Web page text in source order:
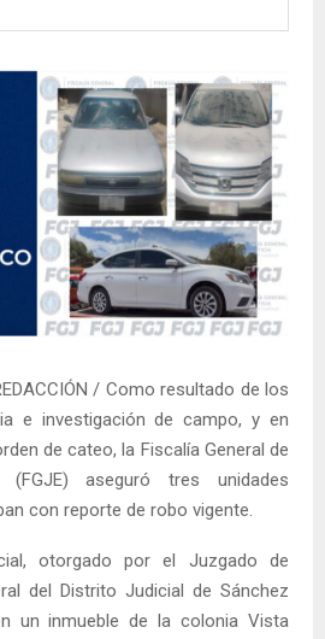
/ Como resultado de los
e investigación de campo, y en
de cateo, la Fiscalía General de
aseguró tres unidades
con reporte de robo vigente.
otorgado por el Juzgado de
del Distrito Judicial de Sánchez
un inmueble de la colonia Vista